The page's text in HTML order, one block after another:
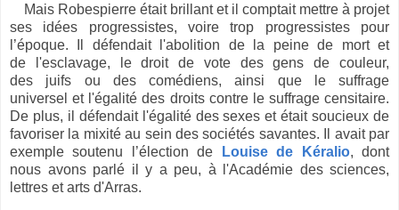
Mais Robespierre était brillant et il comptait mettre à projet
ses idées progressistes, voire trop progressistes pour
l’époque. Il défendait l'abolition de la peine de mort et
de l'esclavage, le droit de vote des gens de couleur,
des juifs ou des comédiens, ainsi que le suffrage
universel et l'égalité des droits contre le suffrage censitaire.
De plus, il défendait l'égalité des sexes et était soucieux de
favoriser la mixité au sein des sociétés savantes. Il avait par
exemple soutenu l’élection de
Louise de Kéralio, dont
nous avons parlé il y a peu, à l'Académie des sciences,
lettres et arts d'Arras.